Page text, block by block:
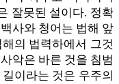
잘못된 설이다. 정확
사와 청어는 법해 앞
의 법력하에서 그것
악은 바른 것을 침범
이라는 것은 우주의